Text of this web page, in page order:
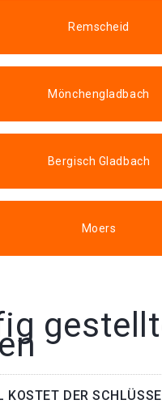
Remscheid
Mönchengladbach
Bergisch Gladbach
Moers
KOSTET DER